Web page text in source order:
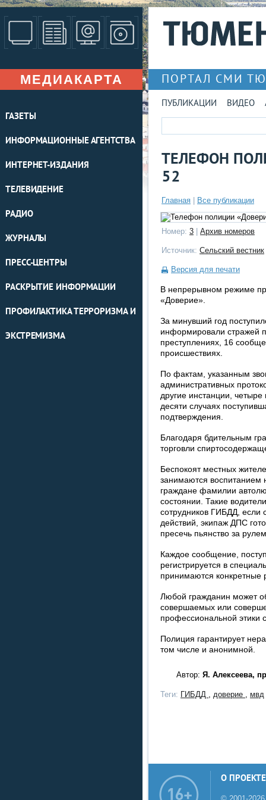
МЕДИАКАРТА
ГАЗЕТЫ
ИНФОРМАЦИОННЫЕ АГЕНТСТВА
ИНТЕРНЕТ-ИЗДАНИЯ
ТЕЛЕВИДЕНИЕ
РАДИО
ЖУРНАЛЫ
ПРЕСС-ЦЕНТРЫ
РАСКРЫТИЕ ИНФОРМАЦИИ
ПРОФИЛАКТИКА ТЕРРОРИЗМА И
ЭКСТРЕМИЗМА
ПОРТАЛ СМИ
ПУБЛИКАЦИИ ВИДЕО
ТЕЛЕФОН
52
Главная Все публикации
Номер: 3 Архив номеров
Источник: Сельский вестник
Версия для печати
В непрерывном режиме
«Доверие».
За минувший год
информировали стражей
преступлениях, 16
происшествиях.
По фактам, указанным
административных
другие инстанции,
десяти случаях
подтверждения.
Благодаря бдительным
торговли
Беспокоят местных
занимаются
граждане фамилии
состоянии. Такие
сотрудников ГИБДД, если
действий, экипаж ДПС
пресечь пьянство за
Каждое сообщение,
регистрируется в
принимаются конкретные
Любой гражданин может
совершаемых или
профессиональной этики
Полиция гарантирует
том числе и анонимной.
Автор: Я. Алексеева,
Теги: ГИБДД , доверие , мвд
О ПРОЕКТЕ